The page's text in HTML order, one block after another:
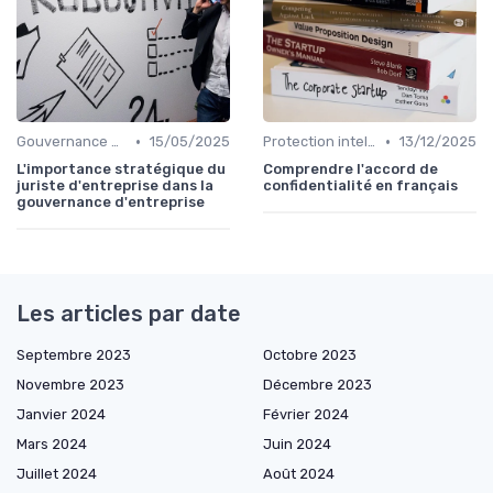
Gouvernance d'entreprise • 15/05/2025
L'importance stratégique du
juriste d'entreprise dans la
gouvernance d'entreprise
Protection intellectuelle • 13/12/2025
Comprendre l'accord de
confidentialité en français
Les articles par date
Septembre 2023
Octobre 2023
Novembre 2023
Décembre 2023
Janvier 2024
Février 2024
Mars 2024
Juin 2024
Juillet 2024
Août 2024